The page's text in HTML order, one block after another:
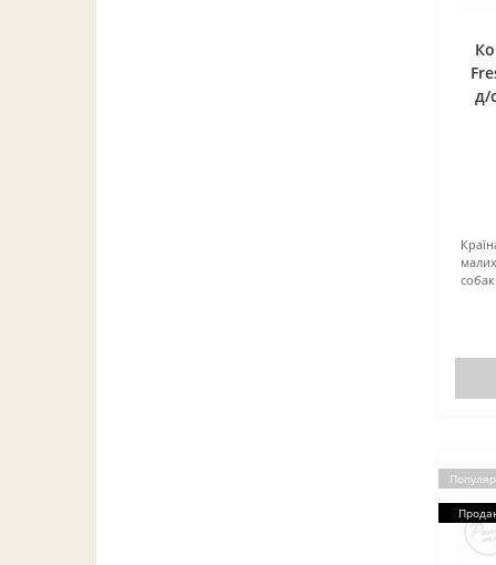
д/